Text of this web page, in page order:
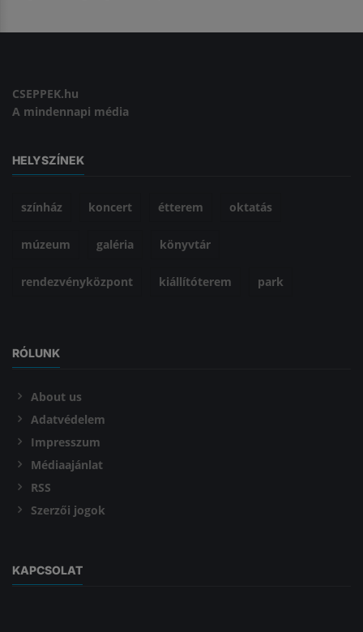
CSEPPEK.hu
A mindennapi média
HELYSZÍNEK
színház koncert étterem oktatás
múzeum galéria könyvtár
rendezvényközpont kiállítóterem park
RÓLUNK
About us
Adatvédelem
Impresszum
Médiaajánlat
RSS
Szerzői jogok
KAPCSOLAT